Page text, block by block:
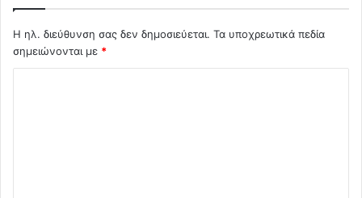
Η ηλ. διεύθυνση σας δεν δημοσιεύεται. Τα υποχρεωτικά πεδία
σημειώνονται με *